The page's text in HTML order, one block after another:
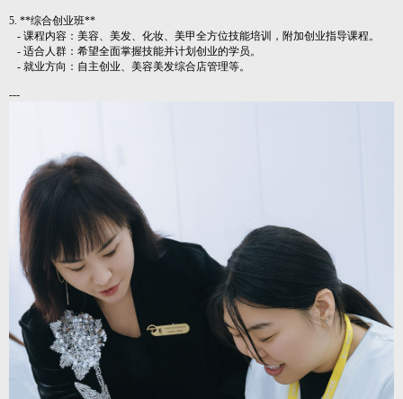
5. **综合创业班**
- 课程内容：美容、美发、化妆、美甲全方位技能培训，附加创业指导课程。
- 适合人群：希望全面掌握技能并计划创业的学员。
- 就业方向：自主创业、美容美发综合店管理等。
---